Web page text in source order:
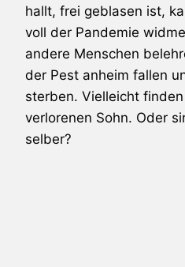
hallt, frei geblasen ist,
voll der Pandemie
andere Menschen
der Pest anheim fallen
sterben. Vielleicht
verlorenen Sohn. Oder
selber?